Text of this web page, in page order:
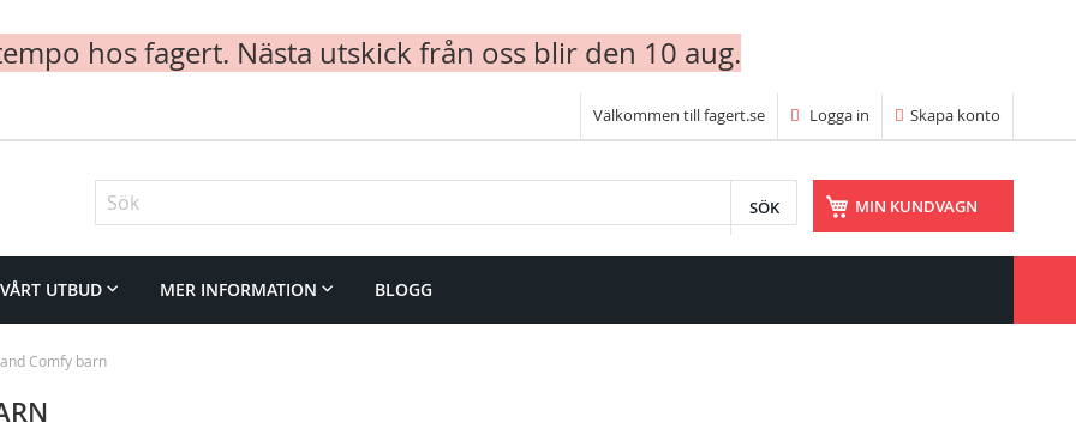
hos fagert. Nästa utskick från oss blir den 10 aug.
Välkommen till fagert.se Logga in Skapa konto
MIN KUNDVAGN
Sök
VÅRT UTBUD MER INFORMATION BLOGG
Comfy barn